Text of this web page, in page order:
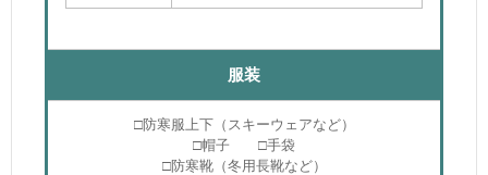
服装
□防寒服上下（スキーウェアなど）
□帽子 □手袋
□防寒靴（冬用長靴など）